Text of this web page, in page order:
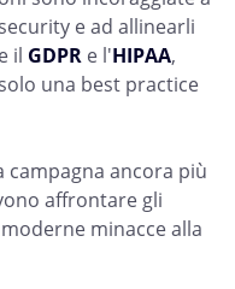
e ad allinearli
il GDPR e l'HIPAA,
una best practice
campagna ancora più
affrontare gli
minacce alla